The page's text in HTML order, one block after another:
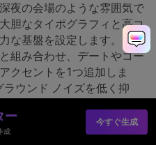
夜の会場のような雰囲気で
胆なタイポグラフィと高コ
な基盤を設定します。クリ
組み合わせ、デートやコー
クセントを1つ追加しま
ウンド ノイズを低く抑
します。
ー
成
今すぐ生成